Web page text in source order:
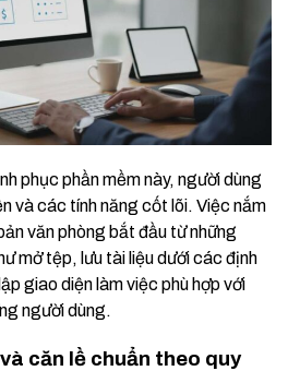
phục phần mềm này, người dùng
và các tính năng cốt lõi. Việc nắm
văn phòng bắt đầu từ những
mở tệp, lưu tài liệu dưới các định
giao diện làm việc phù hợp với
người dùng.
căn lề chuẩn theo quy